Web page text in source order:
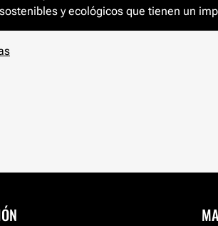
y ecológicos que tienen un